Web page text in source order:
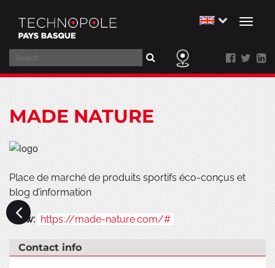
main
Toggle
Search
MADE NATURE
Place de marché de produits sportifs éco-conçus et
blog d’information
www: https://made-nature.com/#
Contact info